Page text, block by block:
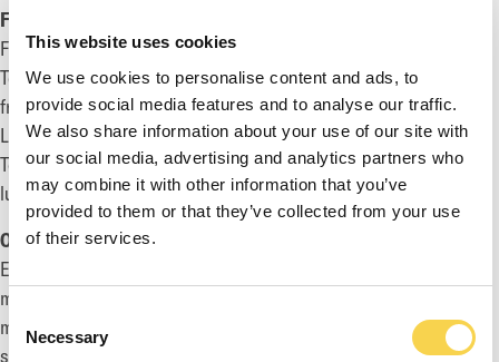
This website uses cookies
We use cookies to personalise content and ads, to
provide social media features and to analyse our traffic.
We also share information about your use of our site with
our social media, advertising and analytics partners who
may combine it with other information that you’ve
provided to them or that they’ve collected from your use
of their services.
Selection
Necessary
FÖR MER INFORMATION, KONTAKTA:
Fredrik Rüdén, vice VD och CFO
Tel: +46 733 117 262
fredrik.ruden@enadglobal7.com
Ludvig Andersson, Head of Investor Relations & Sustainability
Tel: +46 730 587 608
ludvig.andersson@enadglobal7.com
OM EG7
EG7 är en koncern inom spelindustrin som utvecklar,
marknadsför, förlägger och distribuerar PC-, konsol- och
mobilspel till den globala spelmarknaden. Bolaget har 470+
spelutvecklare och utvecklar sina egna originella IP:n, samt är